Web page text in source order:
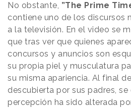
No obstante, ”The Prime
contiene uno de los discursos
a la televisión. En el video se
que tras ver que quienes
concursos y anuncios son
su propia piel y musculatura
su misma apariencia. Al final
descubierta por sus padres,
percepción ha sido alterada